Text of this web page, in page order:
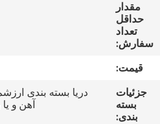
کارخانه
کنترل
مقدار
حداقل
تعداد
سفارش:
قیمت:
جزئیات
بسته
بندی:
دریا بسته بندی
آهن و